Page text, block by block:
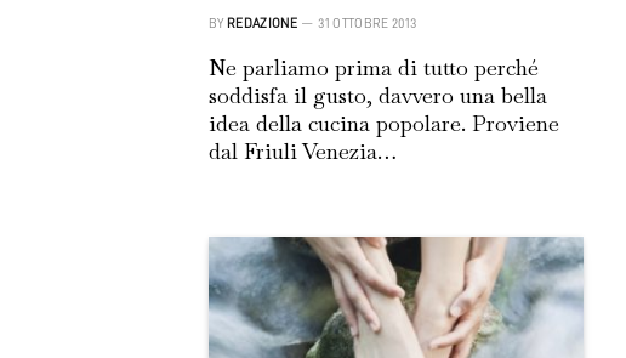
BY REDAZIONE 31 OTTOBRE 2013
Ne parliamo prima di tutto perché
soddisfa il gusto, davvero una bella
idea della cucina popolare. Proviene
dal Friuli Venezia…